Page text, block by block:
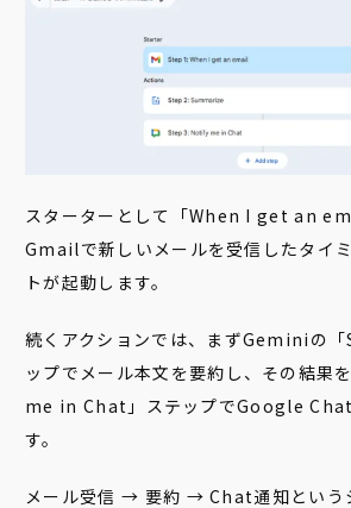
スターターとして「When I get an
Gmailで新しいメールを受信したタイ
トが起動します。
続くアクションでは、まずGeminiの
ップでメール本文を要約し、その結果
me in Chat」ステップでGoogle Chat
す。
メール受信 → 要約 → Chat通知という